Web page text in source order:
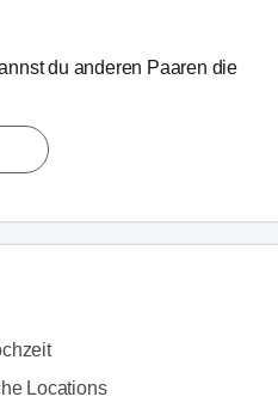
du anderen Paaren die
Locations